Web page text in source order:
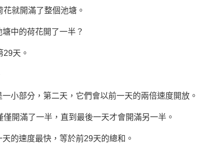
就開滿了整個池塘。
中的荷花開了一半？
天。
部分，第二天，它們會以前一天的兩倍速度開放。
滿了一半，直到最後一天才會開滿另一半。
速度最快，等於前29天的總和。